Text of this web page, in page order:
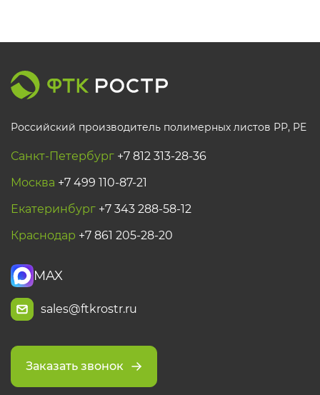
Российский производитель полимерных листов РР, PE
Санкт-Петербург +7 812 313-28-36
Москва +7 499 110-87-21
Екатеринбург +7 343 288-58-12
Краснодар +7 861 205-28-20
MAX
sales@ftkrostr.ru
Заказать звонок